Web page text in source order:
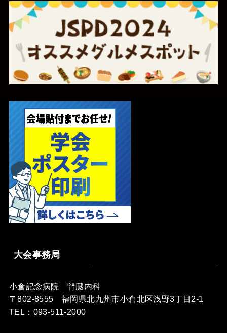
大会事務局
小倉記念病院 腎臓内科
〒802-8555 福岡県北九州市小倉北区浅野3丁目2-1
TEL：093-511-2000